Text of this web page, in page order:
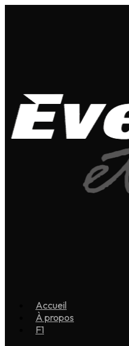
Accueil
À propos
F1